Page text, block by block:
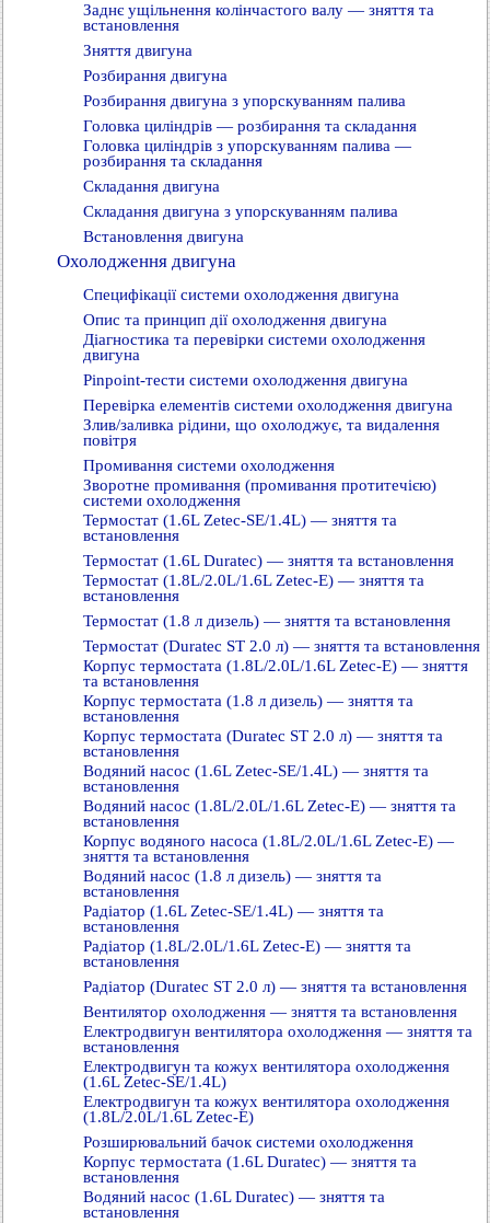
Заднє ущільнення колінчастого валу — зняття та
встановлення
Зняття двигуна
Розбирання двигуна
Розбирання двигуна з упорскуванням палива
Головка циліндрів — розбирання та складання
Головка циліндрів з упорскуванням палива —
розбирання та складання
Складання двигуна
Складання двигуна з упорскуванням палива
Встановлення двигуна
Охолодження двигуна
Специфікації системи охолодження двигуна
Опис та принцип дії охолодження двигуна
Діагностика та перевірки системи охолодження
двигуна
Pinpoint-тести системи охолодження двигуна
Перевірка елементів системи охолодження двигуна
Злив/заливка рідини, що охолоджує, та видалення
повітря
Промивання системи охолодження
Зворотне промивання (промивання протитечією)
системи охолодження
Термостат (1.6L Zetec-SE/1.4L) — зняття та
встановлення
Термостат (1.6L Duratec) — зняття та встановлення
Термостат (1.8L/2.0L/1.6L Zetec-E) — зняття та
встановлення
Термостат (1.8 л дизель) — зняття та встановлення
Термостат (Duratec ST 2.0 л) — зняття та встановлення
Корпус термостата (1.8L/2.0L/1.6L Zetec-E) — зняття
та встановлення
Корпус термостата (1.8 л дизель) — зняття та
встановлення
Корпус термостата (Duratec ST 2.0 л) — зняття та
встановлення
Водяний насос (1.6L Zetec-SE/1.4L) — зняття та
встановлення
Водяний насос (1.8L/2.0L/1.6L Zetec-E) — зняття та
встановлення
Корпус водяного насоса (1.8L/2.0L/1.6L Zetec-E) —
зняття та встановлення
Водяний насос (1.8 л дизель) — зняття та
встановлення
Радіатор (1.6L Zetec-SE/1.4L) — зняття та
встановлення
Радіатор (1.8L/2.0L/1.6L Zetec-E) — зняття та
встановлення
Радіатор (Duratec ST 2.0 л) — зняття та встановлення
Вентилятор охолодження — зняття та встановлення
Електродвигун вентилятора охолодження — зняття та
встановлення
Електродвигун та кожух вентилятора охолодження
(1.6L Zetec-SE/1.4L)
Електродвигун та кожух вентилятора охолодження
(1.8L/2.0L/1.6L Zetec-E)
Розширювальний бачок системи охолодження
Корпус термостата (1.6L Duratec) — зняття та
встановлення
Водяний насос (1.6L Duratec) — зняття та
встановлення